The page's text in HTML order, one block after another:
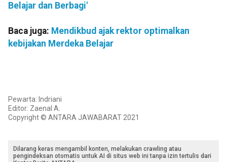
Belajar dan Berbagi'
Baca juga: Mendikbud ajak rektor optimalkan
kebijakan Merdeka Belajar
Pewarta: Indriani
Editor: Zaenal A.
Copyright © ANTARA JAWABARAT 2021
Dilarang keras mengambil konten, melakukan crawling atau
pengindeksan otomatis untuk AI di situs web ini tanpa izin tertulis dari